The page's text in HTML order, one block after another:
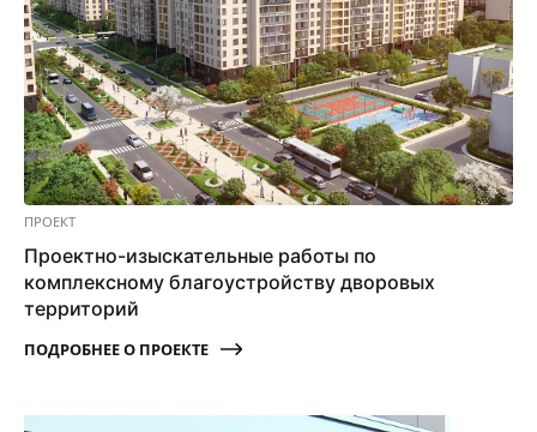
ПРОЕКТ
Проектно-изыскательные работы по
комплексному благоустройству дворовых
территорий
ПОДРОБНЕЕ О ПРОЕКТЕ